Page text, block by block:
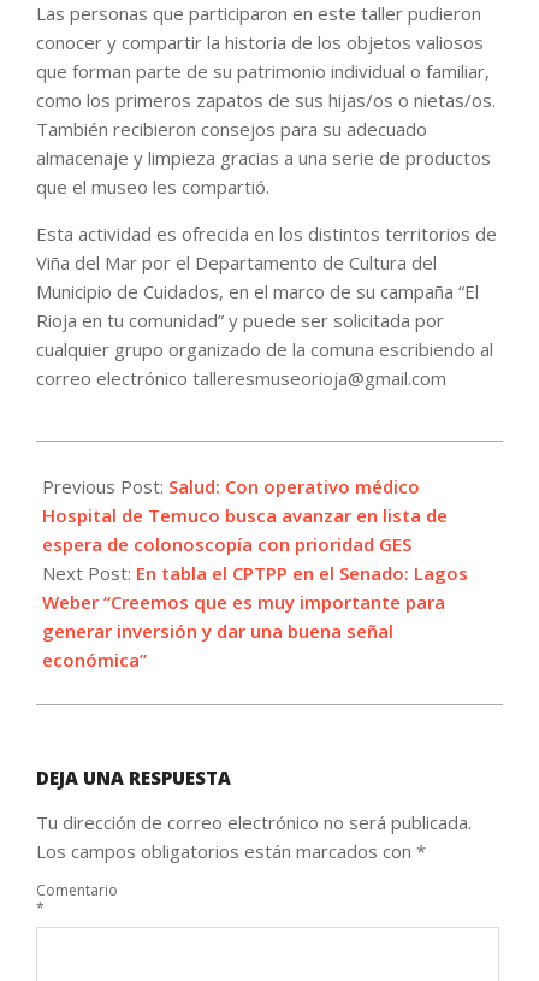
Las personas que participaron en este taller pudieron
conocer y compartir la historia de los objetos valiosos
que forman parte de su patrimonio individual o familiar,
como los primeros zapatos de sus hijas/os o nietas/os.
También recibieron consejos para su adecuado
almacenaje y limpieza gracias a una serie de productos
que el museo les compartió.
Esta actividad es ofrecida en los distintos territorios de
Viña del Mar por el Departamento de Cultura del
Municipio de Cuidados, en el marco de su campaña “El
Rioja en tu comunidad” y puede ser solicitada por
cualquier grupo organizado de la comuna escribiendo al
correo electrónico talleresmuseorioja@gmail.com
09-
26
Previous Post: Salud: Con operativo médico
Hospital de Temuco busca avanzar en lista de
espera de colonoscopía con prioridad GES
Next Post: En tabla el CPTPP en el Senado: Lagos
Weber “Creemos que es muy importante para
generar inversión y dar una buena señal
económica”
DEJA UNA RESPUESTA
Tu dirección de correo electrónico no será publicada.
Los campos obligatorios están marcados con *
Comentario
*